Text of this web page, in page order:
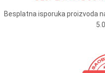
Besplatna isporuka proizvoda